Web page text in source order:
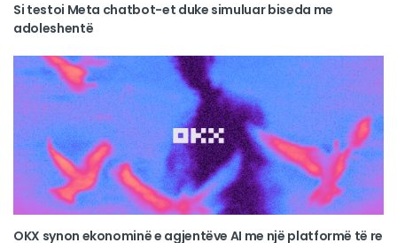
Si testoi Meta chatbot-et duke simuluar biseda me
adoleshentë
OKX synon ekonominë e agjentëve AI me një platformë të re